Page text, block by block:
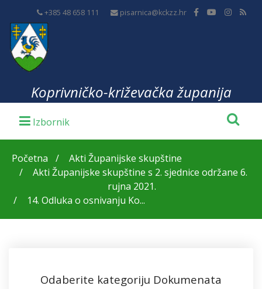
+385 48 658 111 pisarnica@kckzz.hr
Koprivničko-križevačka županija
Početna
Akti Županijske skupštine
Akti Županijske skupštine s 2. sjednice održane 6.
rujna 2021.
14. Odluka o osnivanju Ko...
Odaberite kategoriju Dokumenata